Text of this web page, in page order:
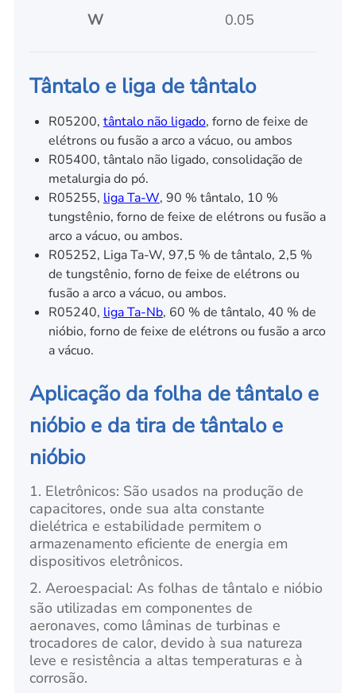
W 0.05
Tântalo e liga de tântalo
R05200, tântalo não ligado, forno de feixe de
elétrons ou fusão a arco a vácuo, ou ambos
R05400, tântalo não ligado, consolidação de
metalurgia do pó.
R05255, liga Ta-W, 90 % tântalo, 10 %
tungstênio, forno de feixe de elétrons ou fusão a
arco a vácuo, ou ambos.
R05252, Liga Ta-W, 97,5 % de tântalo, 2,5 %
de tungstênio, forno de feixe de elétrons ou
fusão a arco a vácuo, ou ambos.
R05240, liga Ta-Nb, 60 % de tântalo, 40 % de
nióbio, forno de feixe de elétrons ou fusão a arco
a vácuo.
Aplicação da folha de tântalo e
nióbio e da tira de tântalo e
nióbio
1. Eletrônicos: São usados na produção de
capacitores, onde sua alta constante
dielétrica e estabilidade permitem o
armazenamento eficiente de energia em
dispositivos eletrônicos.
2. Aeroespacial: As folhas de tântalo e nióbio
são utilizadas em componentes de
aeronaves, como lâminas de turbinas e
trocadores de calor, devido à sua natureza
leve e resistência a altas temperaturas e à
corrosão.